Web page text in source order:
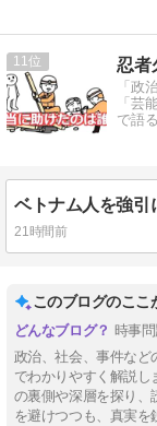
11 忍者
「政
「芸
で語
21時間前
このブログのここ
時事
政治、社会、事件など
でわかりやすく解説し
の裏側や深層を探り、
を避けつつも、真実を